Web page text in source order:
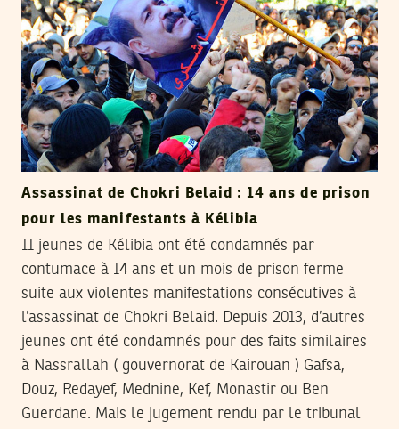
Assassinat de Chokri Belaid : 14 ans de prison
pour les manifestants à Kélibia
11 jeunes de Kélibia ont été condamnés par
contumace à 14 ans et un mois de prison ferme
suite aux violentes manifestations consécutives à
l’assassinat de Chokri Belaid. Depuis 2013, d’autres
jeunes ont été condamnés pour des faits similaires
à Nassrallah ( gouvernorat de Kairouan ) Gafsa,
Douz, Redayef, Mednine, Kef, Monastir ou Ben
Guerdane. Mais le jugement rendu par le tribunal